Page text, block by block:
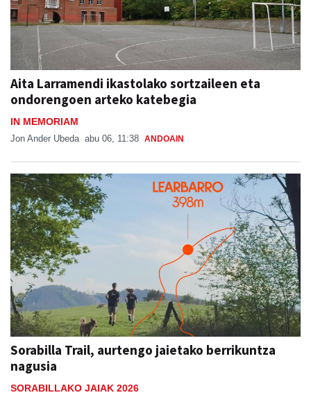
Aita Larramendi ikastolako sortzaileen eta
ondorengoen arteko katebegia
IN MEMORIAM
Jon Ander Ubeda abu 06, 11:38 ANDOAIN
Sorabilla Trail, aurtengo jaietako berrikuntza
nagusia
SORABILLAKO JAIAK 2026